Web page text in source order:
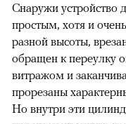
Снаружи устройство
простым, хотя и
разной высоты,
обращен к переулку
витражом и
прорезаны
Но внутри эти